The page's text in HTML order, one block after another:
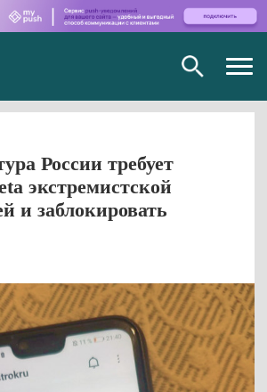
России требует
экстремистской
и заблокировать